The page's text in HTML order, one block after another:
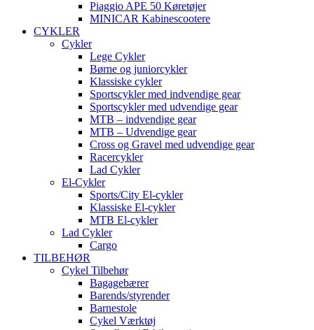
Piaggio APE 50 Køretøjer
MINICAR Kabinescootere
CYKLER
Cykler
Lege Cykler
Børne og juniorcykler
Klassiske cykler
Sportscykler med indvendige gear
Sportscykler med udvendige gear
MTB – indvendige gear
MTB – Udvendige gear
Cross og Gravel med udvendige gear
Racercykler
Lad Cykler
El-Cykler
Sports/City El-cykler
Klassiske El-cykler
MTB El-cykler
Lad Cykler
Cargo
TILBEHØR
Cykel Tilbehør
Bagagebærer
Barends/styrender
Barnestole
Cykel Værktøj